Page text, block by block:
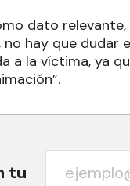
dato
no hay que
a la víctima, ya
tu